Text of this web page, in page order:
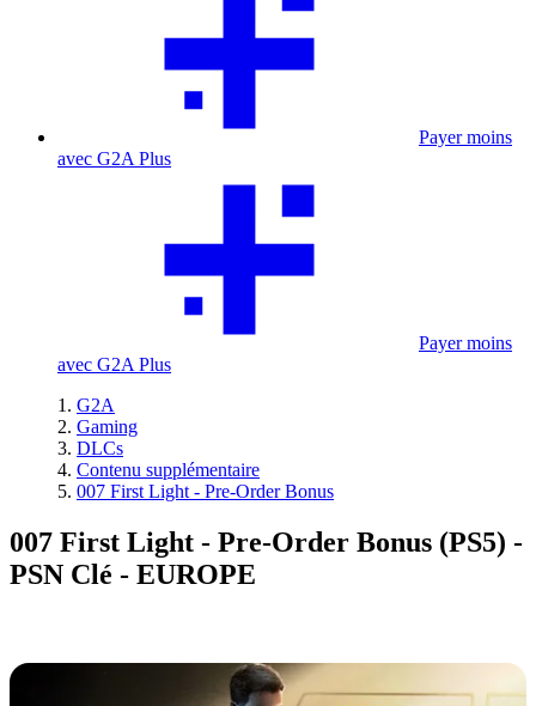
Payer moins
avec G2A Plus
Payer moins
avec G2A Plus
G2A
Gaming
DLCs
Contenu supplémentaire
007 First Light - Pre-Order Bonus
007 First Light - Pre-Order Bonus (PS5) -
PSN Clé - EUROPE